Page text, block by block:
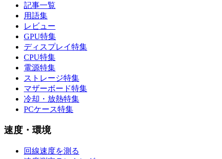
記事一覧
用語集
レビュー
GPU特集
ディスプレイ特集
CPU特集
電源特集
ストレージ特集
マザーボード特集
冷却・放熱特集
PCケース特集
速度・環境
回線速度を測る